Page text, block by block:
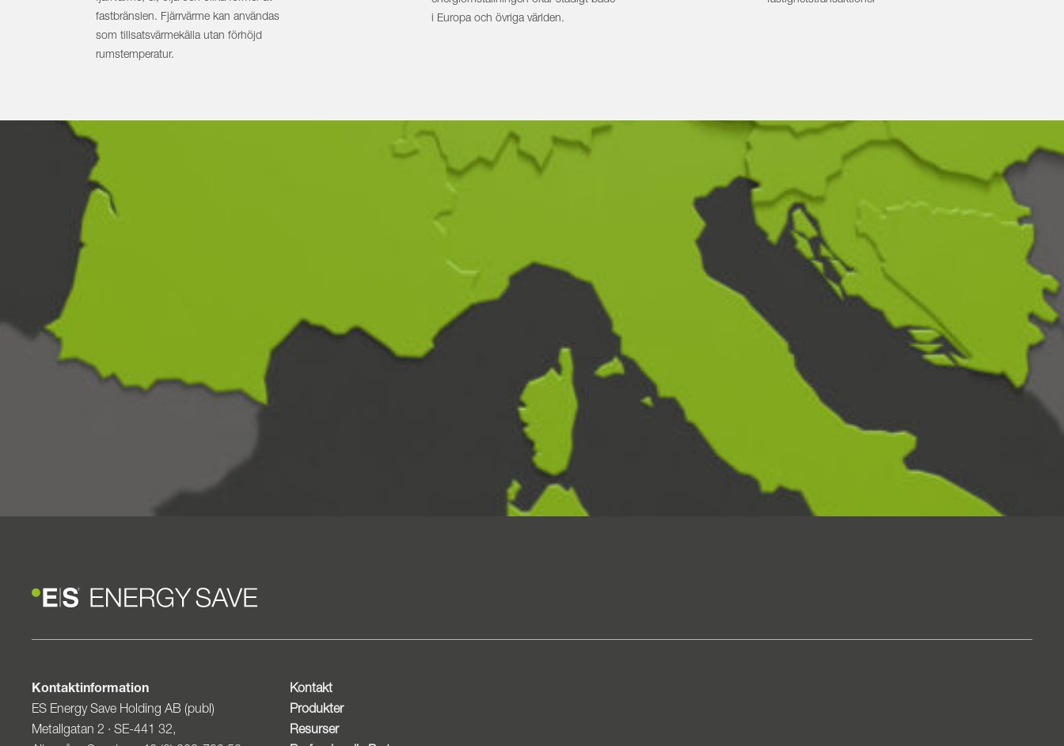
fastbränslen. Fjärrvärme kan användas
som tillsatsvärmekälla utan förhöjd
rumstemperatur.
i Europa och övriga världen.
Kontaktinformation
ES Energy Save Holding AB (publ)
Metallgatan 2 · SE-441 32,
Kontakt
Produkter
Resurser